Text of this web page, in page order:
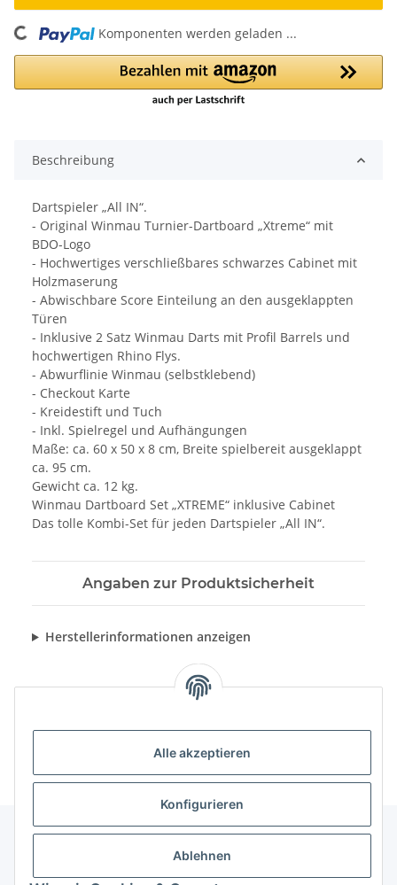
Alle akzeptieren
Konfigurieren
Ablehnen
Loading... Komponenten werden geladen ...
Beschreibung
Dartspieler „All IN“.
- Original Winmau Turnier-Dartboard „Xtreme“ mit
BDO-Logo
- Hochwertiges verschließbares schwarzes Cabinet mit
Holzmaserung
- Abwischbare Score Einteilung an den ausgeklappten
Türen
- Inklusive 2 Satz Winmau Darts mit Profil Barrels und
hochwertigen Rhino Flys.
- Abwurflinie Winmau (selbstklebend)
- Checkout Karte
- Kreidestift und Tuch
- Inkl. Spielregel und Aufhängungen
Maße: ca. 60 x 50 x 8 cm, Breite spielbereit ausgeklappt
ca. 95 cm.
Gewicht ca. 12 kg.
Winmau Dartboard Set „XTREME“ inklusive Cabinet
Das tolle Kombi-Set für jeden Dartspieler „All IN“.
Angaben zur Produktsicherheit
Herstellerinformationen anzeigen